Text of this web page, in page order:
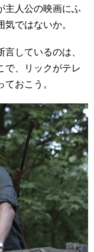
主人公の映画にふ
ではないか。
しているのは、
で、リックがテレ
おこう。